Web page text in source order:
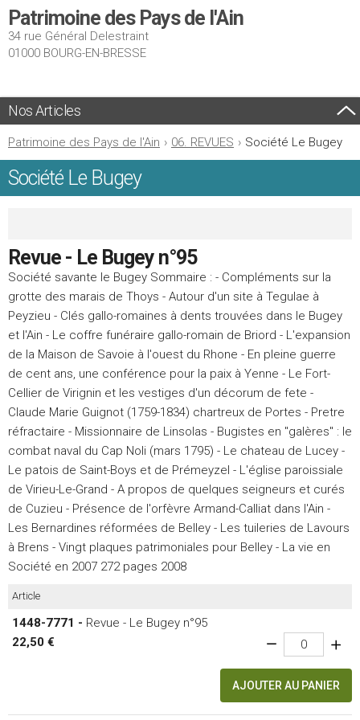
Patrimoine des Pays de l'Ain
34 rue Général Delestraint
01000 BOURG-EN-BRESSE
Nos Articles
Patrimoine des Pays de l'Ain › 06. REVUES › Société Le Bugey
Société Le Bugey
Revue - Le Bugey n°95
Société savante le Bugey Sommaire : - Compléments sur la
grotte des marais de Thoys - Autour d'un site à Tegulae à
Peyzieu - Clés gallo-romaines à dents trouvées dans le Bugey
et l'Ain - Le coffre funéraire gallo-romain de Briord - L'expansion
de la Maison de Savoie à l'ouest du Rhone - En pleine guerre
de cent ans, une conférence pour la paix à Yenne - Le Fort-
Cellier de Virignin et les vestiges d'un décorum de fete -
Claude Marie Guignot (1759-1834) chartreux de Portes - Pretre
réfractaire - Missionnaire de Linsolas - Bugistes en "galères" : le
combat naval du Cap Noli (mars 1795) - Le chateau de Lucey -
Le patois de Saint-Boys et de Prémeyzel - L'église paroissiale
de Virieu-Le-Grand - A propos de quelques seigneurs et curés
de Cuzieu - Présence de l'orfèvre Armand-Calliat dans l'Ain -
Les Bernardines réformées de Belley - Les tuileries de Lavours
à Brens - Vingt plaques patrimoniales pour Belley - La vie en
Société en 2007 272 pages 2008
Article
1448-7771 - Revue - Le Bugey n°95
22,50 €
AJOUTER AU PANIER